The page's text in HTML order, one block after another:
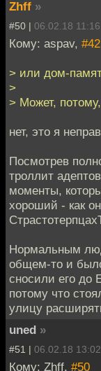
Zhff »
#50 | 06.02.18 11:16
Кому: aspav, #42
> или дом-
>
> Может,
нет, это я
Посмотрев
троллит
моменты,
хороший - как
Нормальным
общем-то и
сносили его до
потому что
улицу
uned »
#51 | 06.02.18 13:02
Кому: Zhff, #50